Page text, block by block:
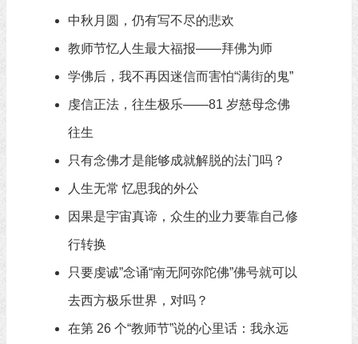
中秋月圆，仍有写不尽的悲欢
教师节忆人生最大福报——拜佛为师
学佛后，我不再因迷信而害怕“满街的鬼”
虔信正法，往生极乐——81 岁慈母念佛
往生
只有念佛才是能够成就解脱的法门吗？
人生无常 忆思我的外公
因果是宇宙真谛，众生的业力要靠自己修
行转换
只要虔诚”念诵“南无阿弥陀佛”佛号就可以
去西方极乐世界，对吗？
在第 26 个“教师节”说的心里话：我永远